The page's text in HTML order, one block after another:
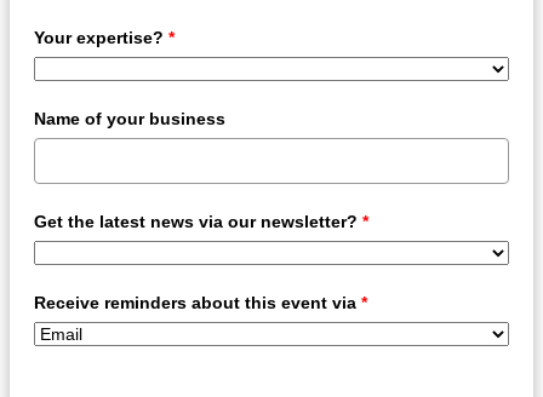
Your expertise? *
Name of your business
Get the latest news via our newsletter? *
Receive reminders about this event via *